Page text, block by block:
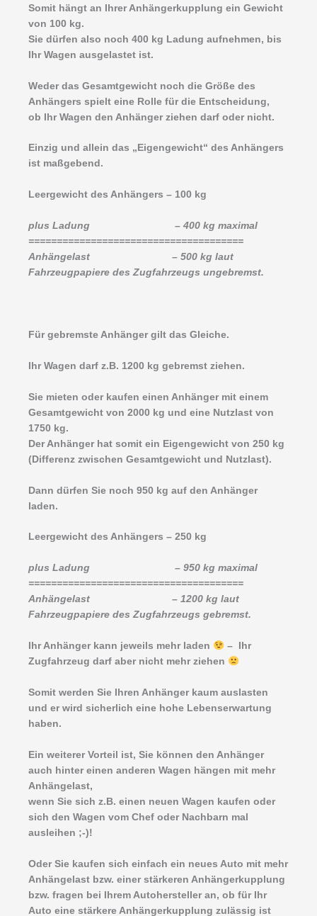
Somit hängt an Ihrer Anhängerkupplung ein Gewicht
von 100 kg.
Sie dürfen also noch 400 kg Ladung aufnehmen, bis
Ihr Wagen ausgelastet ist.
Weder das Gesamtgewicht noch die Größe des
Anhängers spielt eine Rolle für die Entscheidung,
ob Ihr Wagen den Anhänger ziehen darf oder nicht.
Einzig und allein das „Eigengewicht“ des Anhängers
ist maßgebend.
Leergewicht des Anhängers – 100 kg
plus Ladung – 400 kg maximal
======================================
Anhängelast – 500 kg laut
Fahrzeugpapiere des Zugfahrzeugs ungebremst.
Für gebremste Anhänger gilt das Gleiche.
Ihr Wagen darf z.B. 1200 kg gebremst ziehen.
Sie mieten oder kaufen einen Anhänger mit einem
Gesamtgewicht von 2000 kg und eine Nutzlast von
1750 kg.
Der Anhänger hat somit ein Eigengewicht von 250 kg
(Differenz zwischen Gesamtgewicht und Nutzlast).
Dann dürfen Sie noch 950 kg auf den Anhänger
laden.
Leergewicht des Anhängers – 250 kg
plus Ladung – 950 kg maximal
======================================
Anhängelast – 1200 kg laut
Fahrzeugpapiere des Zugfahrzeugs gebremst.
Ihr Anhänger kann jeweils mehr laden
– Ihr
Zugfahrzeug darf aber nicht mehr ziehen
Somit werden Sie Ihren Anhänger kaum auslasten
und er wird sicherlich eine hohe Lebenserwartung
haben.
Ein weiterer Vorteil ist, Sie können den Anhänger
auch hinter einen anderen Wagen hängen mit mehr
Anhängelast,
wenn Sie sich z.B. einen neuen Wagen kaufen oder
sich den Wagen vom Chef oder Nachbarn mal
ausleihen ;-)!
Oder Sie kaufen sich einfach ein neues Auto mit mehr
Anhängelast bzw. einer stärkeren Anhängerkupplung
bzw. fragen bei Ihrem Autohersteller an, ob für Ihr
Auto eine stärkere Anhängerkupplung zulässig ist